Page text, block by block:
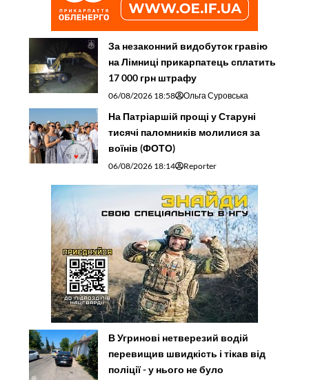
За незаконний видобуток гравію
на Лімниці прикарпатець сплатить
17 000 грн штрафу
06/08/2026 18:58 Ольга Суровська
На Патріаршій прощі у Старуні
тисячі паломників молилися за
воїнів (ФОТО)
06/08/2026 18:14 Reporter
В Угринові нетверезий водій
перевищив швидкість і тікав від
поліції - у нього не було